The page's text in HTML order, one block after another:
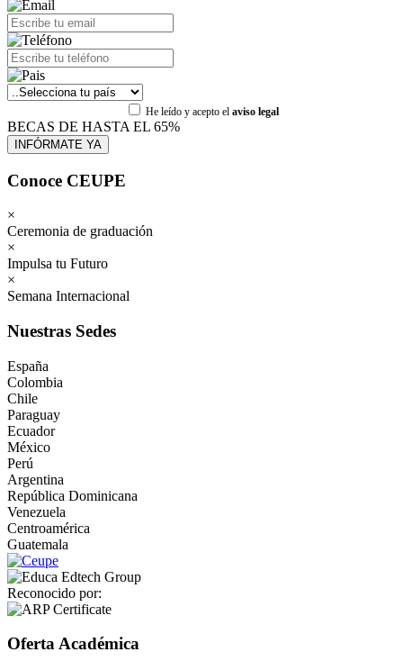
He leído y acepto el aviso legal
BECAS DE HASTA EL 65%
Conoce CEUPE
×
Ceremonia de graduación
×
Impulsa tu Futuro
×
Semana Internacional
Nuestras Sedes
España
Colombia
Chile
Paraguay
Ecuador
México
Perú
Argentina
República Dominicana
Venezuela
Centroamérica
Guatemala
Reconocido por:
Oferta Académica